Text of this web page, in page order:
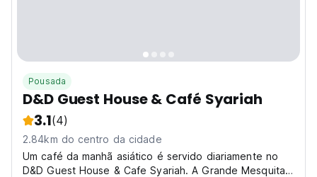
Pousada
D&D Guest House & Café Syariah
3.1(4)
2.84km do centro da cidade
Um café da manhã asiático é servido diariamente no
D&D Guest House & Cafe Syariah. A Grande Mesquita